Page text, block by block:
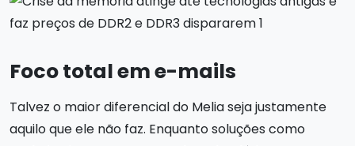
Foco total em e-mails
Talvez o maior diferencial do Melia seja justamente
aquilo que ele não faz. Enquanto soluções como